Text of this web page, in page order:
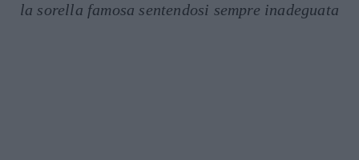
la sorella famosa sentendosi sempre inadeguata